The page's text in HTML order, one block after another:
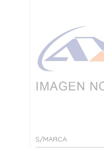
S/MARCA